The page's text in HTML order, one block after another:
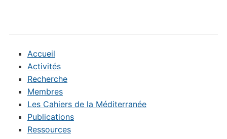
Accueil
Activités
Recherche
Membres
Les Cahiers de la Méditerranée
Publications
Ressources